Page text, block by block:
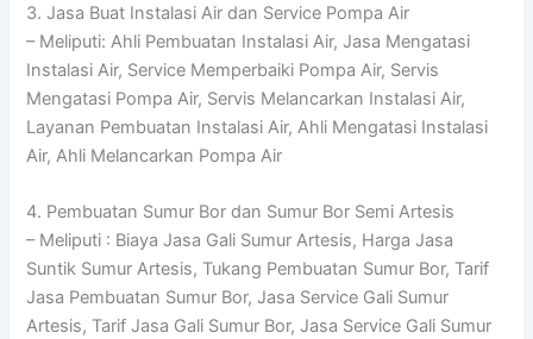
3. Jasa Buat Instalasi Air dan Service Pompa Air
– Meliputi: Ahli Pembuatan Instalasi Air, Jasa Mengatasi
Instalasi Air, Service Memperbaiki Pompa Air, Servis
Mengatasi Pompa Air, Servis Melancarkan Instalasi Air,
Layanan Pembuatan Instalasi Air, Ahli Mengatasi Instalasi
Air, Ahli Melancarkan Pompa Air
4. Pembuatan Sumur Bor dan Sumur Bor Semi Artesis
– Meliputi : Biaya Jasa Gali Sumur Artesis, Harga Jasa
Suntik Sumur Artesis, Tukang Pembuatan Sumur Bor, Tarif
Jasa Pembuatan Sumur Bor, Jasa Service Gali Sumur
Artesis, Tarif Jasa Gali Sumur Bor, Jasa Service Gali Sumur